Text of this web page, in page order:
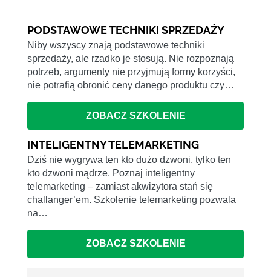
PODSTAWOWE TECHNIKI SPRZEDAŻY
Niby wszyscy znają podstawowe techniki
sprzedaży, ale rzadko je stosują. Nie rozpoznają
potrzeb, argumenty nie przyjmują formy korzyści,
nie potrafią obronić ceny danego produktu czy…
ZOBACZ SZKOLENIE
INTELIGENTNY TELEMARKETING
Dziś nie wygrywa ten kto dużo dzwoni, tylko ten
kto dzwoni mądrze. Poznaj inteligentny
telemarketing – zamiast akwizytora stań się
challanger’em. Szkolenie telemarketing pozwala
na…
ZOBACZ SZKOLENIE